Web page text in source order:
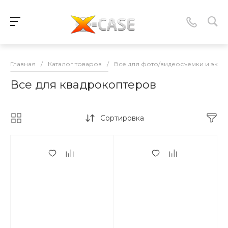
Главная / Каталог товаров / Все для фото/видеосъемки и
Все для квадрокоптеров
Сортировка